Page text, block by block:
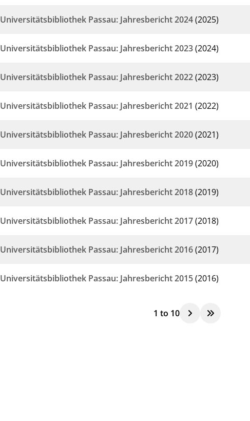
Universitätsbibliothek Passau: Jahresbericht 2024(2025)
Universitätsbibliothek Passau: Jahresbericht 2023(2024)
Universitätsbibliothek Passau: Jahresbericht 2022(2023)
Universitätsbibliothek Passau: Jahresbericht 2021 (2022)
Universitätsbibliothek Passau: Jahresbericht 2020(2021)
Universitätsbibliothek Passau: Jahresbericht 2019(2020)
Universitätsbibliothek Passau: Jahresbericht 2018(2019)
Universitätsbibliothek Passau: Jahresbericht 2017(2018)
Universitätsbibliothek Passau: Jahresbericht 2016(2017)
Universitätsbibliothek Passau: Jahresbericht 2015(2016)
1 to 10